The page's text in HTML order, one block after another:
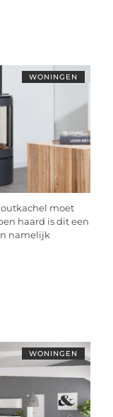
WONINGEN
moet
haard is dit een
namelijk
WONINGEN